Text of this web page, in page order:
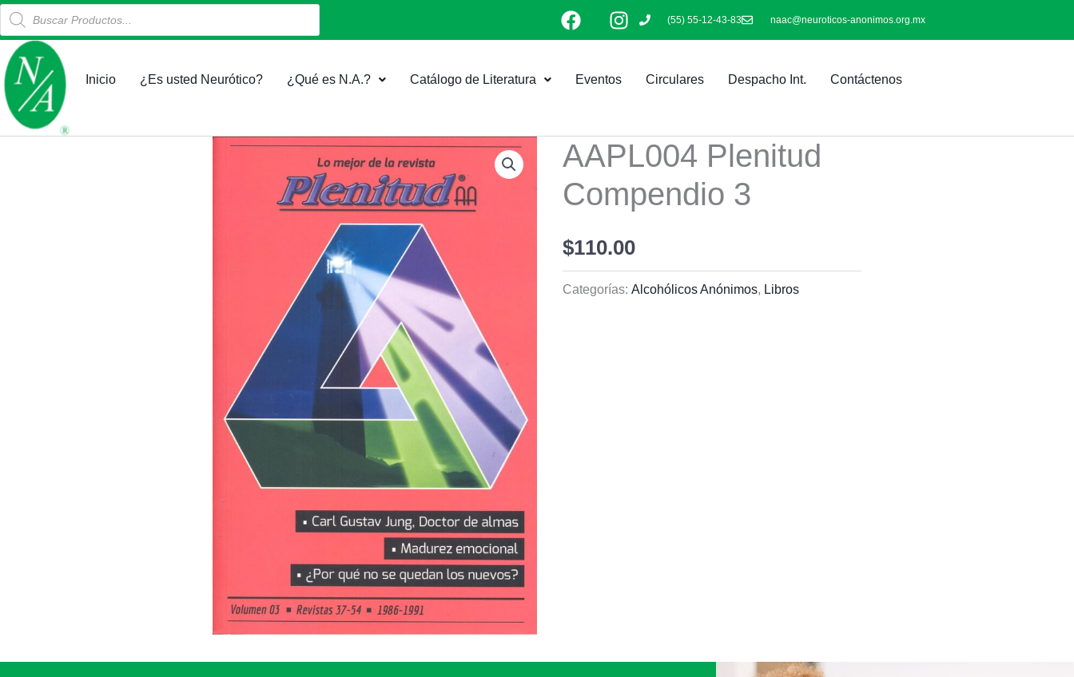
al
contenido
Products
search
F
a
e
b
k
I
n
a
a
m
(55) 55-12-43-83 naac@neuroticos-anonimos.org.mx
Inicio ¿Es usted Neurótico? ¿Qué es N.A.? Catálogo de Literatura Eventos Circulares Despacho Int. Contáctenos
AAPL004 Plenitud
Compendio 3
$110.00
Categorías:Alcohólicos Anónimos, Libros